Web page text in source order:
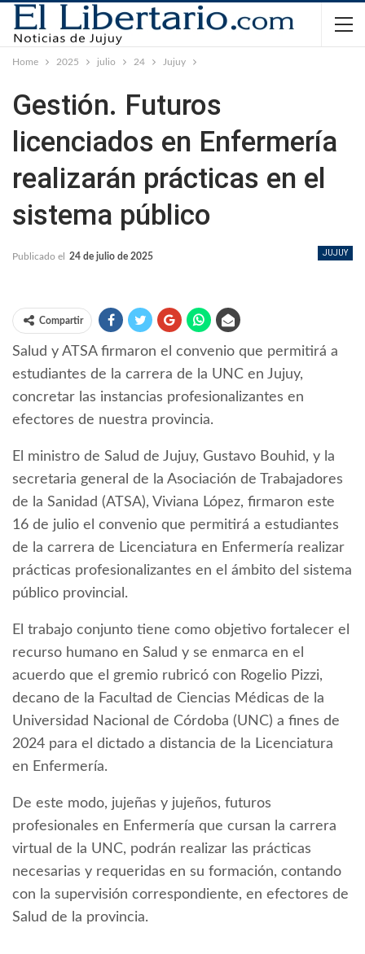
Home 2025 julio 24 Jujuy
Gestión. Futuros
licenciados en Enfermería
realizarán prácticas en el
sistema público
JUJUY
Publicado el 24 de julio de 2025
Compartir
Salud y ATSA firmaron el convenio que permitirá a
estudiantes de la carrera de la UNC en Jujuy,
concretar las instancias profesionalizantes en
efectores de nuestra provincia.
El ministro de Salud de Jujuy, Gustavo Bouhid, y la
secretaria general de la Asociación de Trabajadores
de la Sanidad (ATSA), Viviana López, firmaron este
16 de julio el convenio que permitirá a estudiantes
de la carrera de Licenciatura en Enfermería realizar
prácticas profesionalizantes en el ámbito del sistema
público provincial.
El trabajo conjunto tiene como objetivo fortalecer el
recurso humano en Salud y se enmarca en el
acuerdo que el gremio rubricó con Rogelio Pizzi,
decano de la Facultad de Ciencias Médicas de la
Universidad Nacional de Córdoba (UNC) a fines de
2024 para el dictado a distancia de la Licenciatura
en Enfermería.
De este modo, jujeñas y jujeños, futuros
profesionales en Enfermería que cursan la carrera
virtual de la UNC, podrán realizar las prácticas
necesarias y requeridas en su formación, contando
con la supervisión correspondiente, en efectores de
Salud de la provincia.